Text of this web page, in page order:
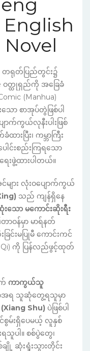
English
ရုတ်ပြည်တွင်း၌
ဝတ္ထုရှည်ကို အခြေခံ
(Manhua)
ာ စာအုပ်တွဲဖြစ်ပါ
က်ကွယ်လုနီးပါးဖြစ်
းပြီး၊ ကမ္ဘာကြီး
ါင်းစည်းကြရသော
းဖွဲ့ထားပါတယ်။
များ လုံးဝပျောက်ကွယ်
သည် ကျန်ရှိနေ
သော မကောင်းဆိုးရီး
ာဝန်မှာ မာရ်နတ်
ြင်းမပြုမီ ကောင်းကင်
Qi) ကို ပြန်လည်ဖွင့်ထုတ်
ကာကွယ်သူ
ာအရ သူဆုံတွေ့ရသူမှာ
(Xiang Shu) ပဲဖြစ်ပါ
င်စွမ်းရှိပေမယ့် လူနှစ်
ပါ။ စစ်ပွဲတွေ၊
ဆုံးရှုံးသွားတိုင်း